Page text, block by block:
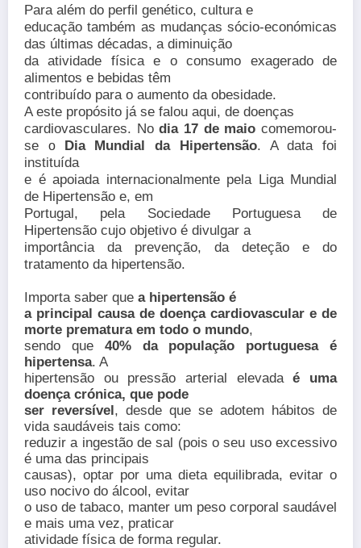
Para além do perfil genético, cultura e
educação também as mudanças sócio-económicas
das últimas décadas, a diminuição
da atividade física e o consumo exagerado de
alimentos e bebidas têm
contribuído para o aumento da obesidade.
A este propósito já se falou aqui, de doenças
cardiovasculares. Nodia 17 de maio comemorou-
se
o Dia Mundial da Hipertensão. A data foi
instituída
e é apoiada internacionalmente pela Liga Mundial
de Hipertensão e, em
Portugal, pela Sociedade Portuguesa de
Hipertensão cujo objetivo é divulgar a
importância da prevenção, da deteção e do
tratamento da hipertensão.
Importa saber que a hipertensão é
a principal causa de doença cardiovascular e de
morte prematura em todo o mundo,
sendo que 40% da população portuguesa é
hipertensa. A
hipertensão ou pressão arterial elevadaé uma
doença crónica, que pode
ser reversível, desde que se adotem hábitos de
vida saudáveis tais como:
reduzir a ingestão de sal (pois o seu uso excessivo
é uma das principais
causas), optar por uma dieta equilibrada, evitar o
uso nocivo do álcool, evitar
o uso de tabaco, manter um peso corporal saudável
e mais uma vez, praticar
atividade física de forma regular.